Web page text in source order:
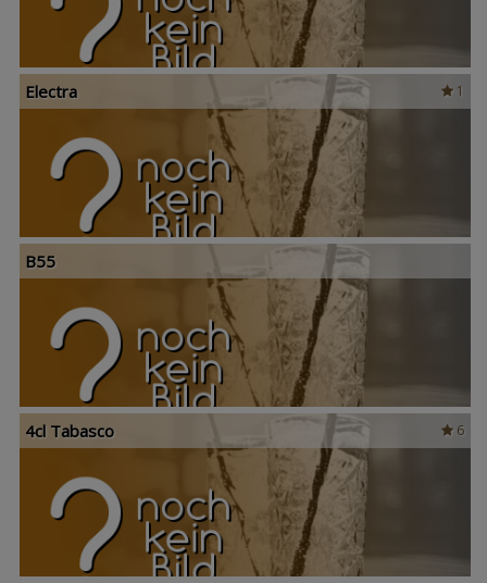
1
Electra
B55
6
4cl Tabasco